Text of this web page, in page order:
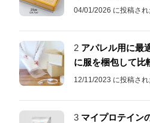
04/01/2026 に投稿され
2 アパレル用に最
に服を梱包して比
12/11/2023 に投稿され
3 マイプロテイン